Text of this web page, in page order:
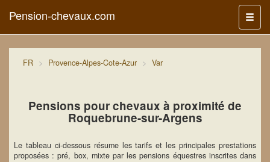
Menu
Pension-chevaux.com
FR Provence-Alpes-Cote-Azur Var
Pensions pour chevaux à proximité de
Roquebrune-sur-Argens
Le tableau ci-dessous résume les tarifs et les principales prestations
proposées : pré, box, mixte par les pensions équestres inscrites dans